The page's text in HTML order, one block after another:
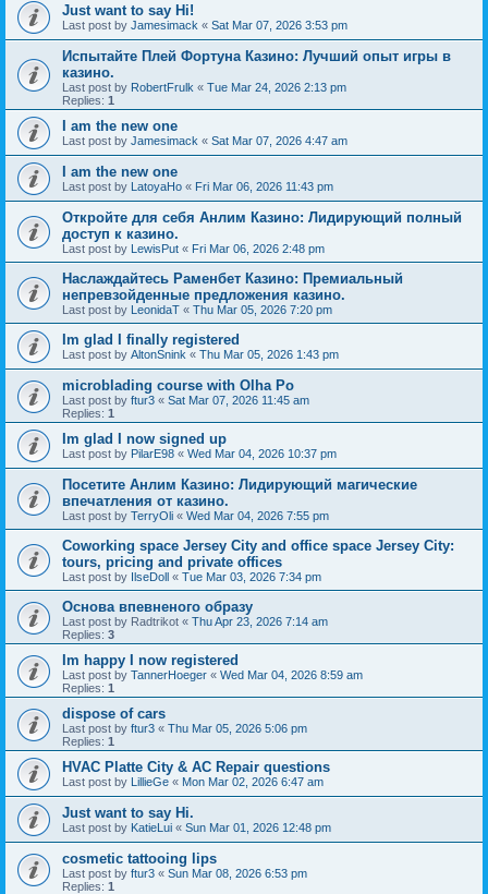
Just want to say Hi!
Last post by Jamesimack « Sat Mar 07, 2026 3:53 pm
Испытайте Плей Фортуна Казино: Лучший опыт игры в
казино.
Last post by RobertFrulk « Tue Mar 24, 2026 2:13 pm
Replies: 1
I am the new one
Last post by Jamesimack « Sat Mar 07, 2026 4:47 am
I am the new one
Last post by LatoyaHo « Fri Mar 06, 2026 11:43 pm
Откройте для себя Анлим Казино: Лидирующий полный
доступ к казино.
Last post by LewisPut « Fri Mar 06, 2026 2:48 pm
Наслаждайтесь Раменбет Казино: Премиальный
непревзойденные предложения казино.
Last post by LeonidaT « Thu Mar 05, 2026 7:20 pm
Im glad I finally registered
Last post by AltonSnink « Thu Mar 05, 2026 1:43 pm
microblading course with Olha Po
Last post by ftur3 « Sat Mar 07, 2026 11:45 am
Replies: 1
Im glad I now signed up
Last post by PilarE98 « Wed Mar 04, 2026 10:37 pm
Посетите Анлим Казино: Лидирующий магические
впечатления от казино.
Last post by TerryOli « Wed Mar 04, 2026 7:55 pm
Coworking space Jersey City and office space Jersey City:
tours, pricing and private offices
Last post by IlseDoll « Tue Mar 03, 2026 7:34 pm
Основа впевненого образу
Last post by Radtrikot « Thu Apr 23, 2026 7:14 am
Replies: 3
Im happy I now registered
Last post by TannerHoeger « Wed Mar 04, 2026 8:59 am
Replies: 1
dispose of cars
Last post by ftur3 « Thu Mar 05, 2026 5:06 pm
Replies: 1
HVAC Platte City & AC Repair questions
Last post by LillieGe « Mon Mar 02, 2026 6:47 am
Just want to say Hi.
Last post by KatieLui « Sun Mar 01, 2026 12:48 pm
cosmetic tattooing lips
Last post by ftur3 « Sun Mar 08, 2026 6:53 pm
Replies: 1